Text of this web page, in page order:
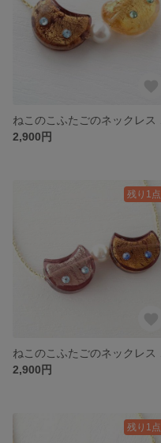
2,900円
残り1点
2,900円
残り1点